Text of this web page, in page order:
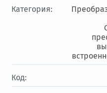
Категория:
Код: